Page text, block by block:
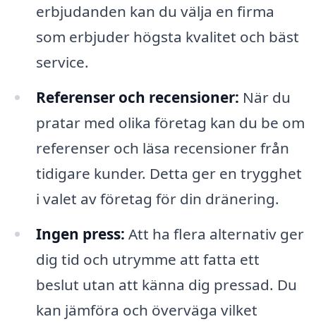
erbjudanden kan du välja en firma
som erbjuder högsta kvalitet och bäst
service.
Referenser och recensioner: När du
pratar med olika företag kan du be om
referenser och läsa recensioner från
tidigare kunder. Detta ger en trygghet
i valet av företag för din dränering.
Ingen press: Att ha flera alternativ ger
dig tid och utrymme att fatta ett
beslut utan att känna dig pressad. Du
kan jämföra och överväga vilket